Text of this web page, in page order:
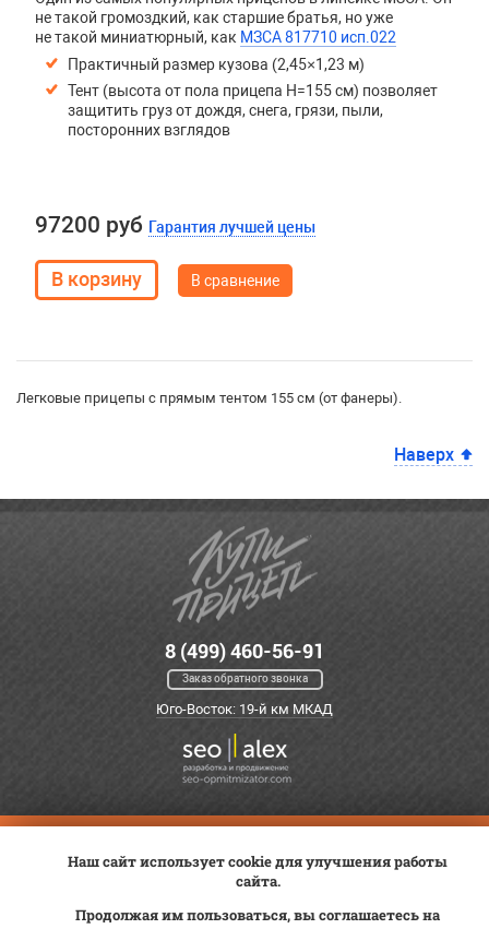
не такой громоздкий, как старшие братья, но уже
не такой миниатюрный, как МЗСА 817710 исп.022
Практичный размер кузова (2,45×1,23 м)
Тент (высота от пола прицепа H=155 см) позволяет
защитить груз от дождя, снега, грязи, пыли,
посторонних взглядов
97200 руб Гарантия лучшей цены
В сравнение
Легковые прицепы с прямым тентом 155 см (от фанеры).
Наверх
8 (499) 460-56-91
Заказ обратного звонка
Юго-Восток: 19-й км МКАД
Сервис
Контакты
Наш сайт использует cookie для улучшения работы
сайта.
Продолжая им пользоваться, вы соглашаетесь на